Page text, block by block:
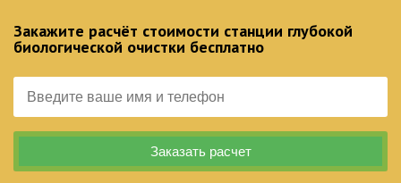
Закажите расчёт стоимости станции глубокой
биологической очистки бесплатно